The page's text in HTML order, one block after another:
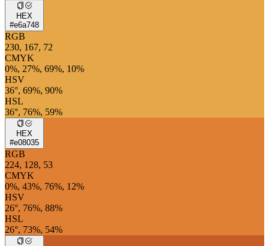
HEX
#e6a748
RGB
230, 167, 72
CMYK
0%, 27%, 69%, 10%
HSV
36°, 69%, 90%
HSL
36°, 76%, 59%
HEX
#e08035
RGB
224, 128, 53
CMYK
0%, 43%, 76%, 12%
HSV
26°, 76%, 88%
HSL
26°, 73%, 54%